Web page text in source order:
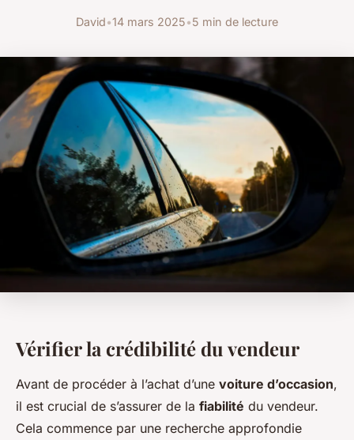
David•14 mars 2025•5 min de lecture
Vérifier la crédibilité du vendeur
Avant de procéder à l’achat d’une voiture d’occasion,
il est crucial de s’assurer de la fiabilité du vendeur.
Cela commence par une recherche approfondie